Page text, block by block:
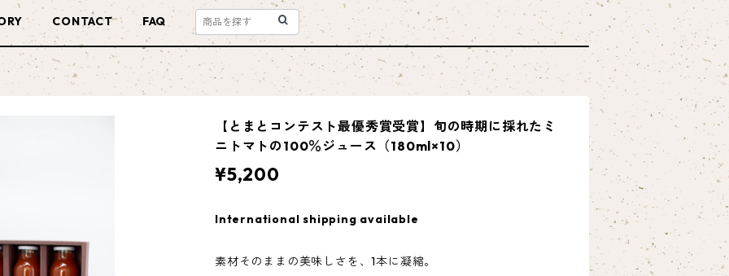
CONTACT FAQ
【とまとコンテスト最優秀賞受賞】旬の時期に採れたミ
ニトマトの100％ジュース（180ml×10）
¥5,200
International shipping available
素材そのままの美味しさを、1本に凝縮。